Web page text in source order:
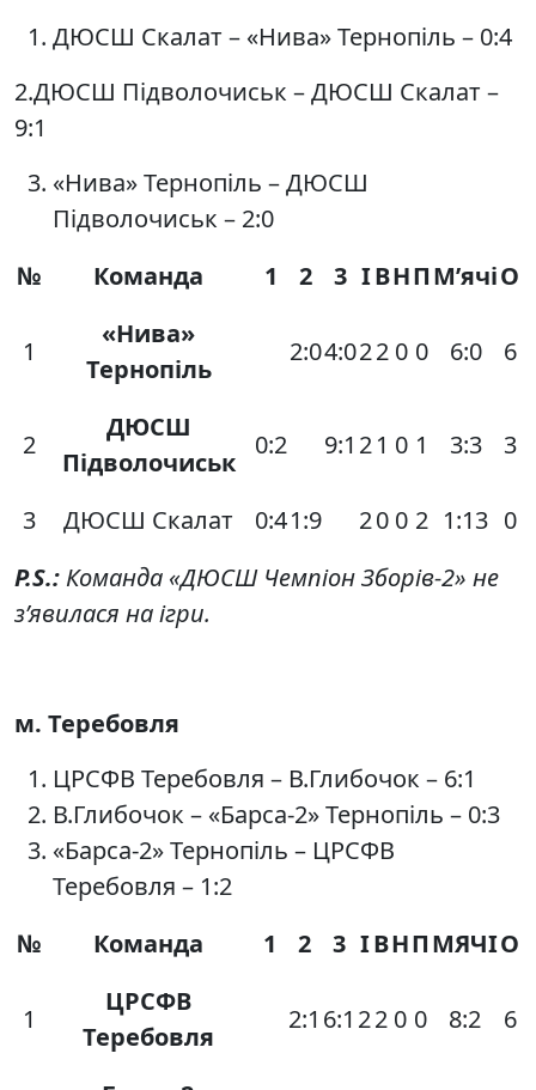
ДЮСШ Скалат – «Нива» Тернопіль – 0:4
2.ДЮСШ Підволочиськ – ДЮСШ Скалат –
9:1
«Нива» Тернопіль – ДЮСШ
Підволочиськ – 2:0
№
Команда 1 2 3 ІВНПМ’ячіО
1
«Нива»
Тернопіль
2:04:022 0 0 6:0 6
2
ДЮСШ
Підволочиськ
0:2 9:1 21 0 1 3:3 3
3 ДЮСШ Скалат 0:41:9 20 0 2 1:13 0
P.S.: Команда «ДЮСШ Чемпіон Зборів-2» не
з’явилася на ігри.
м. Теребовля
ЦРСФВ Теребовля – В.Глибочок – 6:1
В.Глибочок – «Барса-2» Тернопіль – 0:3
«Барса-2» Тернопіль – ЦРСФВ
Теребовля – 1:2
№
Команда 1 2 3 ІВНПМЯЧІО
1
ЦРСФВ
Теребовля
2:1 6:1 22 0 0 8:2 6